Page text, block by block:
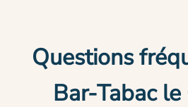
Questions
Bar-Tabac